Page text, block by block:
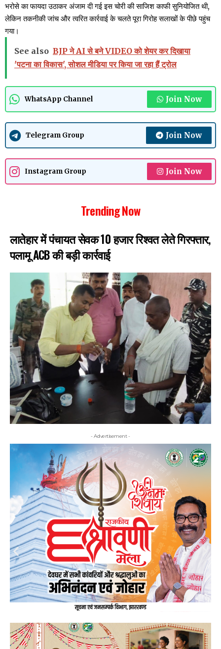
भरोसे का फायदा उठाकर अंजाम दी गई इस चोरी की साजिश काफी सुनियोजित थी,
लेकिन तकनीकी जांच और त्वरित कार्रवाई के चलते पूरा गिरोह सलाखों के पीछे पहुंच
गया।
See also BJP ने AI से बने VIDEO को शेयर कर दिखाया
'पटना का विकास', सोशल मीडिया पर किया जा रहा हैं ट्रोल
WhatsApp Channel Join Now
Telegram Group Join Now
Instagram Group Join Now
Trending Now
लातेहार में पंचायत सेवक 10 हजार रिश्वत लेते गिरफ्तार,
पलामू ACB की बड़ी कार्रवाई
- Advertisement -